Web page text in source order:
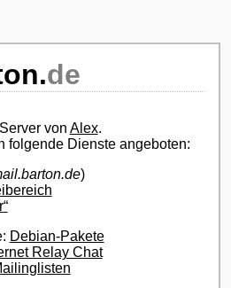
.de
von Alex.
folgende Dienste angeboten:
)
Debian-Pakete
Relay Chat